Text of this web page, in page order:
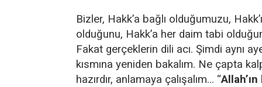
Bizler, Hakk’a bağlı olduğumuzu,
olduğunu, Hakk’a her daim tabi
Fakat gerçeklerin dili acı. Şimdi aynı
kısmına yeniden bakalım. Ne çapta
hazırdır, anlamaya çalışalım… “